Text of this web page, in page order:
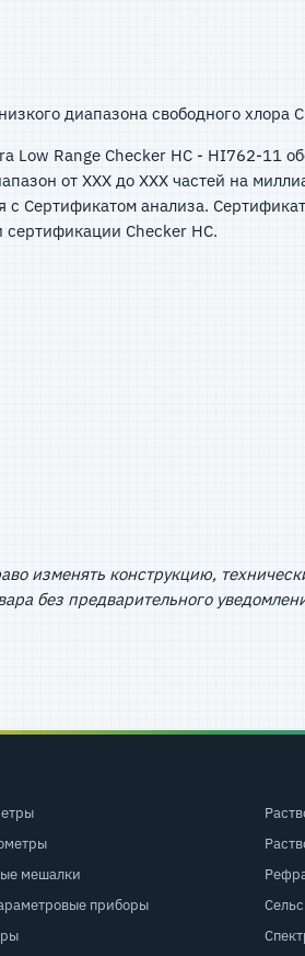
диапазона свободного хлора
Low Range Checker HC - HI762-11
от XXX до XXX частей на
Сертификатом анализа.
сертификации Checker HC.
изменять конструкцию,
без предварительного
мешалки
приборы